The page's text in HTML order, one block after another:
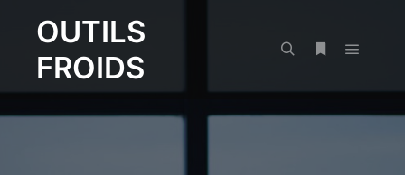
OUTILS
FROIDS